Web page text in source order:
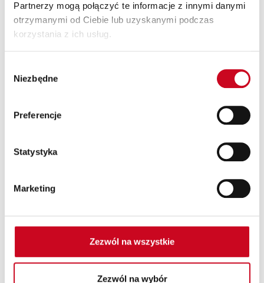
Partnerzy mogą połączyć te informacje z innymi danymi
otrzymanymi od Ciebie lub uzyskanymi podczas
korzystania z ich usług.
zgody
Niezbędne
Preferencje
Statystyka
Marketing
Zezwól na wszystkie
Zezwól na wybór
Partnerzy Teatru